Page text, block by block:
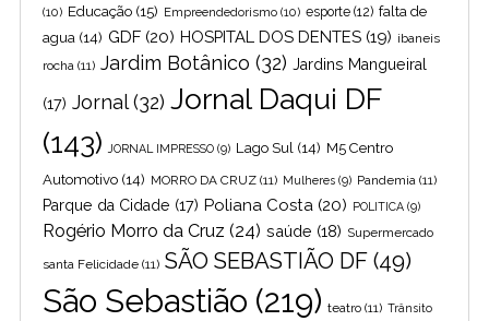
(10) Educação (15) Empreendedorismo (10) esporte (12) falta de
agua (14) GDF (20) HOSPITAL DOS DENTES (19) ibaneis
rocha (11) Jardim Botânico (32) Jardins Mangueiral
(17) Jornal(32) Jornal Daqui DF
(143)
JORNAL IMPRESSO (9) Lago Sul (14) M5 Centro
Automotivo (14) MORRO DA CRUZ (11) Mulheres (9) Pandemia (11)
Parque da Cidade (17) Poliana Costa (20) POLITICA (9)
Rogério Morro da Cruz (24) saúde (18) Supermercado
santa Felicidade (11) SÃO SEBASTIÃO DF (49)
São Sebastião (219) teatro (11) Trânsito